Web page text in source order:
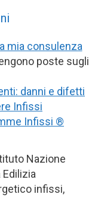
mia consulenza
poste sugli
danni e difetti
Infissi
Infissi ®
Nazione
infissi,